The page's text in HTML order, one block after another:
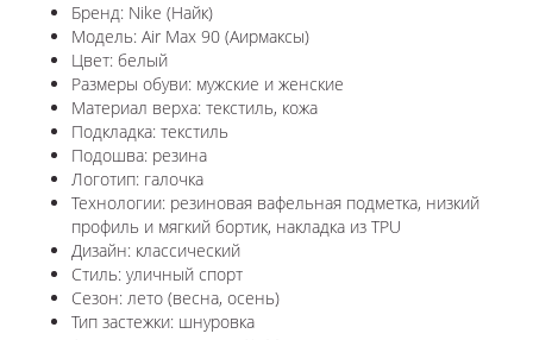
Бренд: Nike (Найк)
Модель: Air Max 90 (Аирмаксы)
Цвет: белый
Размеры обуви: мужские и женские
Материал верха: текстиль, кожа
Подкладка: текстиль
Подошва: резина
Логотип: галочка
Технологии: резиновая вафельная подметка, низкий
профиль и мягкий бортик, накладка из TPU
Дизайн: классический
Стиль: уличный спорт
Сезон: лето (весна, осень)
Тип застежки: шнуровка